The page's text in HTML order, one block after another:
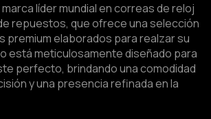
líder mundial en correas de reloj
repuestos, que ofrece una selección
premium elaborados para realzar su
está meticulosamente diseñado para
perfecto, brindando una comodidad
y una presencia refinada en la